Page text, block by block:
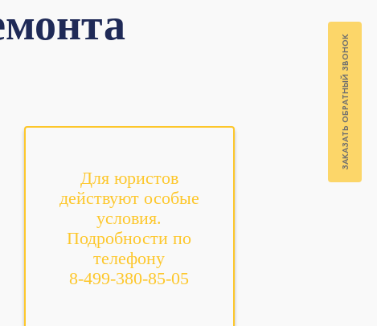
ЗАКАЗАТЬ ОБРАТНЫЙ ЗВОНОК
Для юристов
действуют особые
условия.
Подробности по
телефону
8-499-380-85-05